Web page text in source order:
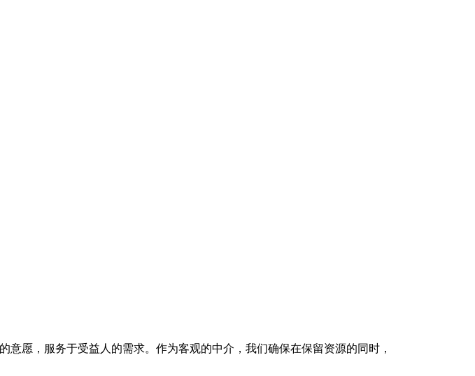
愿，服务于受益人的需求。作为客观的中介，我们确保在保留资源的同时，